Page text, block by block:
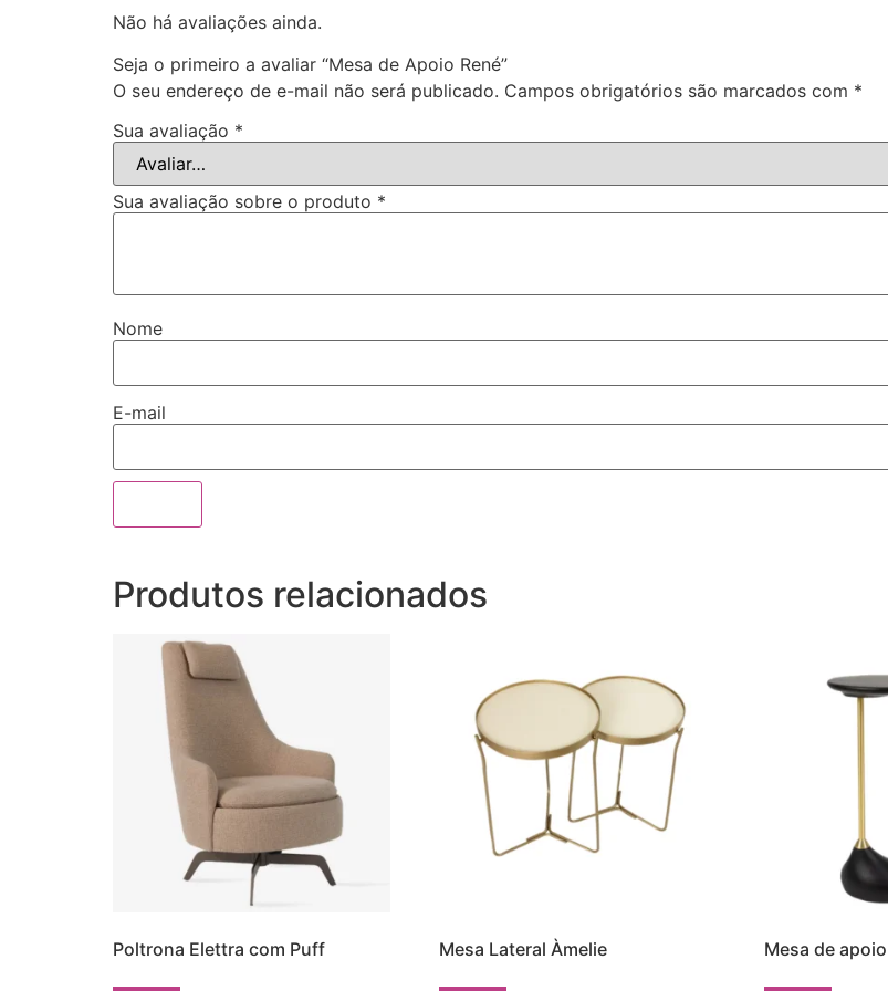
Não há avaliações ainda.
Seja o primeiro a avaliar “Mesa de Apoio René”
O seu endereço de e-mail não será publicado. Campos obrigatórios são marcados com *
Sua avaliação *
Sua avaliação sobre o produto *
Nome
E-mail
Produtos relacionados
Poltrona Elettra com Puff Mesa Lateral Àmelie Mesa de